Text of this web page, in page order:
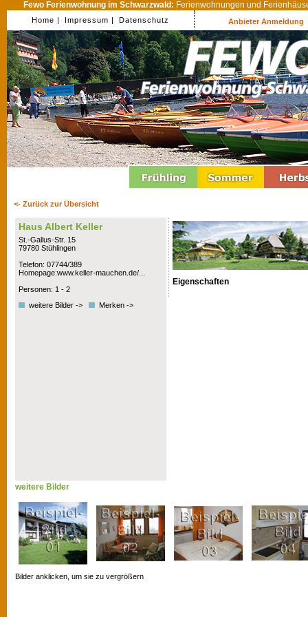
Fewo Ferienwohnung im Schwarzwald: Ferienwohnungen und
Home | Impressum | Datenschutz Anbieter Anmeldung
<- Zurück zur Übersicht
Haus Albert Keller
St.-Gallus-Str. 15
79780 Stühlingen
Telefon: 07744/389
Homepage:www.keller-mauchen.de/...
Personen: 1 - 2
weitere Bilder ->
Merken ->
Eigenschaften
weitere Bilder
Bilder anklicken, um sie zu vergrößern